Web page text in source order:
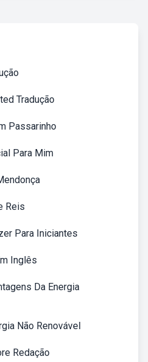
Tradução
Passarinho
Para Mim
Reis
Para Iniciantes
Inglês
Da Energia
Não Renovável
Redação